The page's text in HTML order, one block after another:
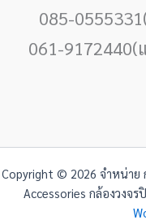
085-
061-9172440(
Copyright © 2026 จำหน่าย
Accessories กล้องวงจ